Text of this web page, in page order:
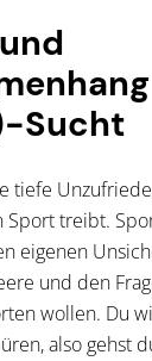
Sucht
tiefe
Sport treibt.
eigenen
und den
wollen. Du
also gehst